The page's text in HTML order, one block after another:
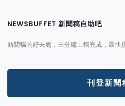
NEWSBUFFET 新聞稿自助吧
新聞稿的好去處，三分鐘上稿完成，最快
刊登新聞